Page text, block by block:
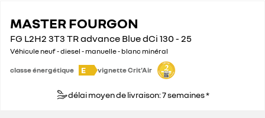
MASTER FOURGON
FG L2H2 3T3 TR advance Blue dCi 130 - 25
Véhicule neuf - diesel - manuelle - blanc minéral
classe énergétique E vignette Crit'Air
délai moyen de livraison: 7 semaines *